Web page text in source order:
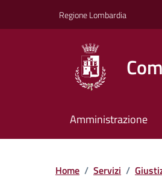
Regione Lombardia
Amministrazione
Home / Servizi /